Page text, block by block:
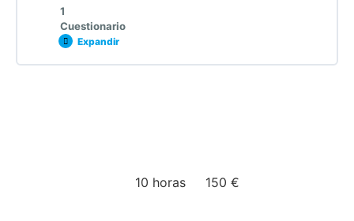
1
Cuestionario
Expandir
hipopresivo y su aplicación a la fisioterapia online
10 horas 150 €